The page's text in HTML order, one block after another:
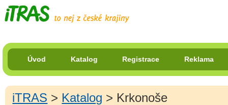
Úvod Katalog Registrace Reklama
iTRAS > Katalog > Krkonoše